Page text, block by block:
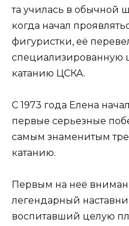
та училась в обычной
когда начал
фигуристки, её
специализированную
катанию ЦСКА.
С 1973 года Елена
первые серьезные
самым знаменитым
катанию.
Первым на неё
легендарный
воспитавший целую